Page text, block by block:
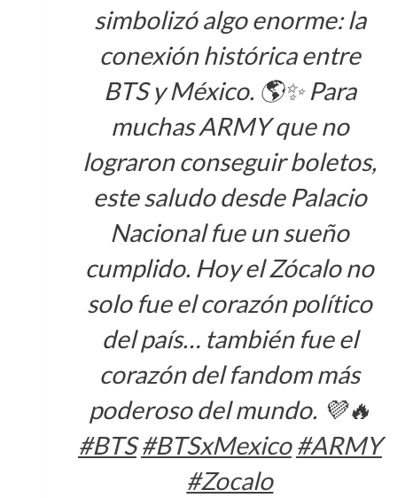
simbolizó algo enorme: la
conexión histórica entre
BTS y México. 🌎✨ Para
muchas ARMY que no
lograron conseguir boletos,
este saludo desde Palacio
Nacional fue un sueño
cumplido. Hoy el Zócalo no
solo fue el corazón político
del país… también fue el
corazón del fandom más
poderoso del mundo. 💜🔥
#BTS #BTSxMexico #ARMY
#Zocalo